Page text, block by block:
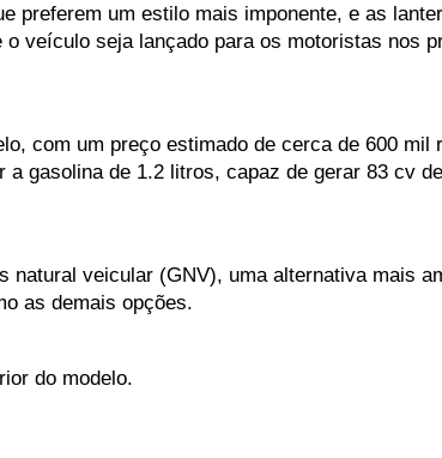
preferem um estilo mais imponente, e as
veículo seja lançado para os motoristas nos
com um preço estimado de cerca de 600 mil
gasolina de 1.2 litros, capaz de gerar 83 cv
veicular (GNV), uma alternativa mais
as demais opções.
do modelo.